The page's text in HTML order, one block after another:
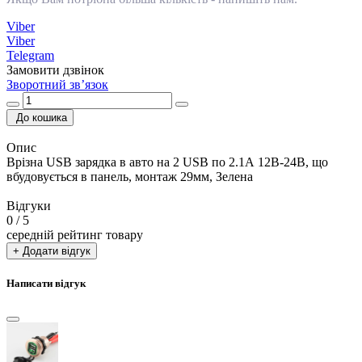
Viber
Viber
Telegram
Замовити дзвінок
Зворотний зв’язок
До кошика
Опис
Врізна USB зарядка в авто на 2 USB по 2.1А 12В-24В, що
вбудовується в панель, монтаж 29мм, Зелена
Відгуки
0 / 5
середній рейтинг товару
+ Додати відгук
Написати відгук